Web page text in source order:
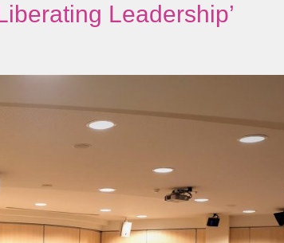
Leadership’